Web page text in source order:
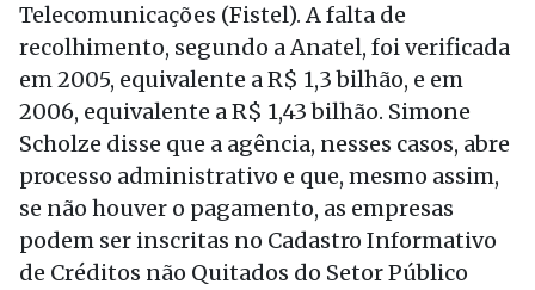
Telecomunicações (Fistel). A falta de
recolhimento, segundo a Anatel, foi verificada
em 2005, equivalente a R$ 1,3 bilhão, e em
2006, equivalente a R$ 1,43 bilhão. Simone
Scholze disse que a agência, nesses casos, abre
processo administrativo e que, mesmo assim,
se não houver o pagamento, as empresas
podem ser inscritas no Cadastro Informativo
de Créditos não Quitados do Setor Público